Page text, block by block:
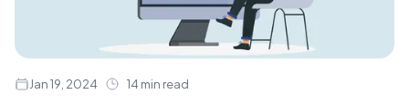
Jan 19, 2024 14 min read